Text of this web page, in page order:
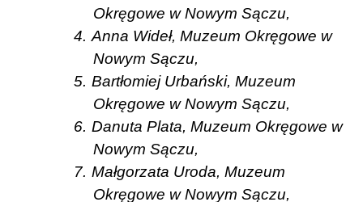
Okręgowe w Nowym Sączu,
4. Anna Wideł, Muzeum Okręgowe w
Nowym Sączu,
5. Bartłomiej Urbański, Muzeum
Okręgowe w Nowym Sączu,
6. Danuta Plata, Muzeum Okręgowe w
Nowym Sączu,
7. Małgorzata Uroda, Muzeum
Okręgowe w Nowym Sączu,